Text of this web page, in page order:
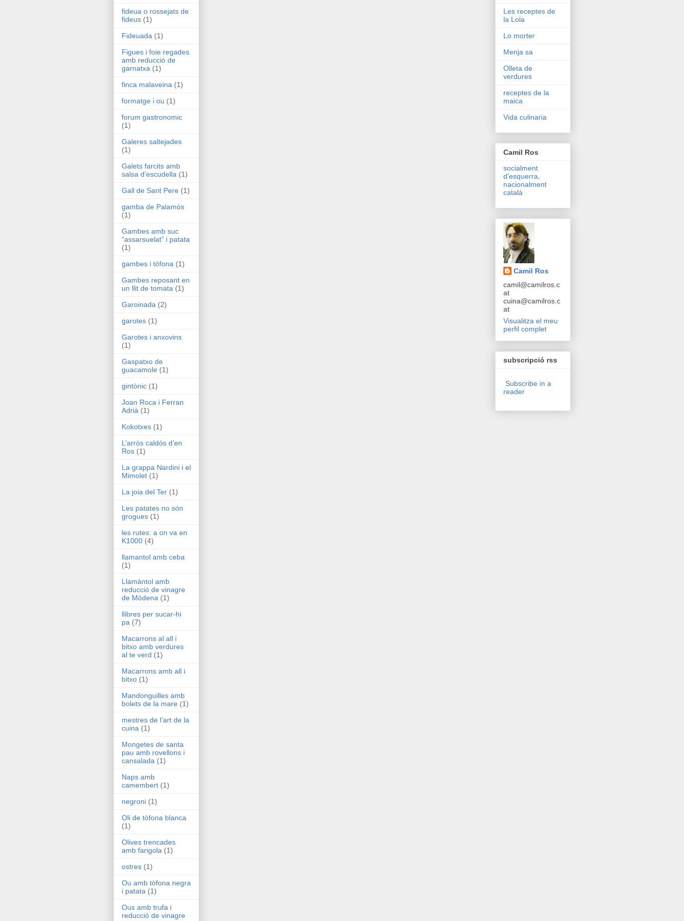
fideua o rossejats de
fideus (1)
Fideuada (1)
Figues i foie regades
amb reducció de
garnatxa (1)
finca malaveina (1)
formatge i ou (1)
forum gastronomic
(1)
Galeres saltejades
(1)
Galets farcits amb
salsa d’escudella (1)
Gall de Sant Pere (1)
gamba de Palamós
(1)
Gambes amb suc
“assarsuelat” i patata
(1)
gambes i tòfona (1)
Gambes reposant en
un llit de tomata (1)
Garoinada (2)
garotes (1)
Garotes i anxovins
(1)
Gaspatxo de
guacamole (1)
gintònic (1)
Joan Roca i Ferran
Adrià (1)
Kokotxes (1)
L’arròs caldós d’en
Ros (1)
La grappa Nardini i el
Mimolet (1)
La joia del Ter (1)
Les patates no són
grogues (1)
les rutes: a on va en
K1000 (4)
llamantol amb ceba
(1)
Llamàntol amb
reducció de vinagre
de Mòdena (1)
llibres per sucar-hi
pa (7)
Macarrons al all i
bitxo amb verdures
al te verd (1)
Macarrons amb all i
bitxo (1)
Mandonguilles amb
bolets de la mare (1)
mestres de l’art de la
cuina (1)
Mongetes de santa
pau amb rovellons i
cansalada (1)
Naps amb
camembert (1)
negroni (1)
Oli de tòfona blanca
(1)
Olives trencades
amb farigola (1)
ostres (1)
Ou amb tòfona negra
i patata (1)
Ous amb trufa i
reducció de vinagre
Les receptes de
la Lola
Lo morter
Menja sa
Olleta de
verdures
receptes de la
maica
Vida culinaria
Camil Ros
socialment
d'esquerra,
nacionalment
català
Camil Ros
camil@camilros.c
at
cuina@camilros.c
at
Visualitza el meu
perfil complet
subscripció rss
Subscribe in a
reader